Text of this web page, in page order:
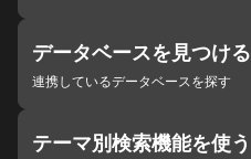
データベースを見つける
連携しているデータベースを探す
テーマ別検索機能を使う